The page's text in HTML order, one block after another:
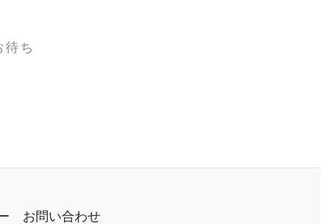
待ち
お問い合わせ